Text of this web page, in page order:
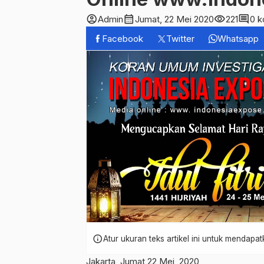
account_circleAdmincalendar_monthJumat, 22 Mei 2020visibility221comment0
Facebook
Twitter Whatsapp
infoAtur ukuran teks artikel ini untuk
Jakarta, Jumat 22 Mei 2020